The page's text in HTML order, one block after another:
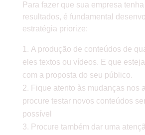
Para fazer que sua empresa
resultados, é fundamental
estratégia priorize:
A produção de conteúdos de
eles textos ou vídeos. E que
com a proposta do seu público.
Fique atento às mudanças nos
procure testar novos conteúdos
possível
Procure também dar uma